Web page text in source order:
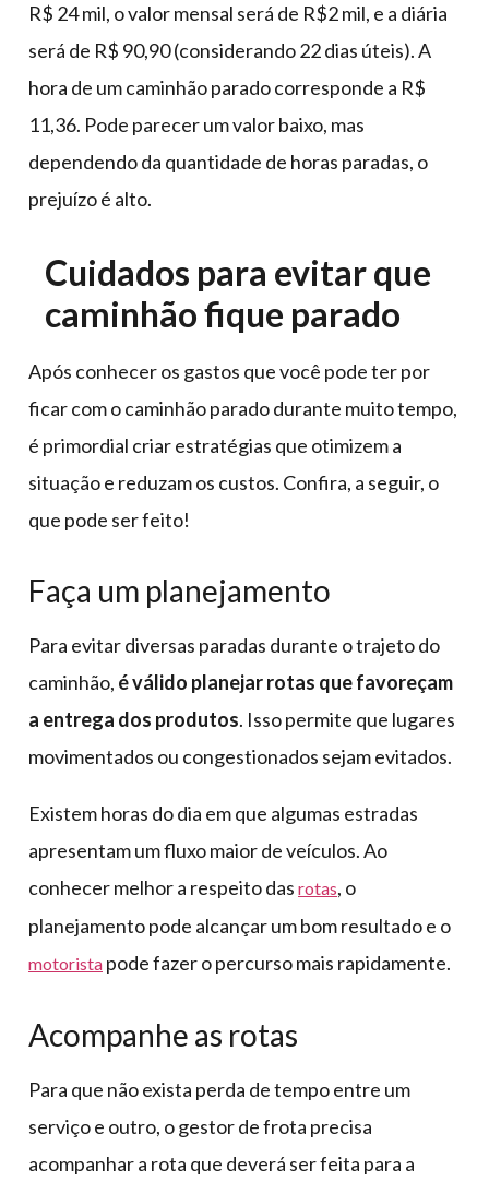
R$ 24 mil, o valor mensal será de R$2 mil, e a diária
será de R$ 90,90 (considerando 22 dias úteis). A
hora de um caminhão parado corresponde a R$
11,36. Pode parecer um valor baixo, mas
dependendo da quantidade de horas paradas, o
prejuízo é alto.
Cuidados para evitar que
caminhão fique parado
Após conhecer os gastos que você pode ter por
ficar com o caminhão parado durante muito tempo,
é primordial criar estratégias que otimizem a
situação e reduzam os custos. Confira, a seguir, o
que pode ser feito!
Faça um planejamento
Para evitar diversas paradas durante o trajeto do
caminhão, é válido planejar rotas que favoreçam
a entrega dos produtos. Isso permite que lugares
movimentados ou congestionados sejam evitados.
Existem horas do dia em que algumas estradas
apresentam um fluxo maior de veículos. Ao
conhecer melhor a respeito das rotas, o
planejamento pode alcançar um bom resultado e o
motorista pode fazer o percurso mais rapidamente.
Acompanhe as rotas
Para que não exista perda de tempo entre um
serviço e outro, o gestor de frota precisa
acompanhar a rota que deverá ser feita para a